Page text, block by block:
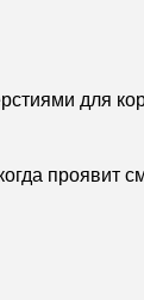
для
проявит